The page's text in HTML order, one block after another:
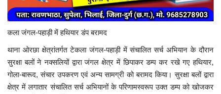
कला जंगल-पहाड़ी में हथियार डंप बरामद
थाना ओरछा क्षेत्रांतर्गत टेकला जंगल-पहाड़ी में संचालित सर्च अभियान के दौरान
सुरक्षा बलों ने नक्सलियों द्वारा जंगल क्षेत्र में छिपाकर डम्प कर रखे गए हथियार,
गोला-बारूद, संचार उपकरण एवं अन्य सामग्री को बरामद किया। सुरक्षा बलों द्वारा
क्षेत्र में लगातार संचालित सर्च अभियानों के परिणामस्वरूप उक्त डम्प को खोजकर